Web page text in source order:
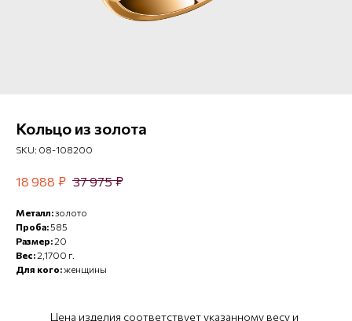
Кольцо из золота
SKU: 08-108200
18 988 ₽ 37 975 ₽
Металл:золото
Проба:585
Размер:20
Вес:2,1700 г.
Для кого:женщины
Цена изделия соответствует указанному весу и